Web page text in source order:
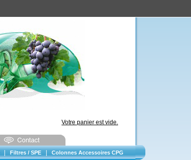
Votre panier est vide.
Filtres / SPE Colonnes Accessoires CPG